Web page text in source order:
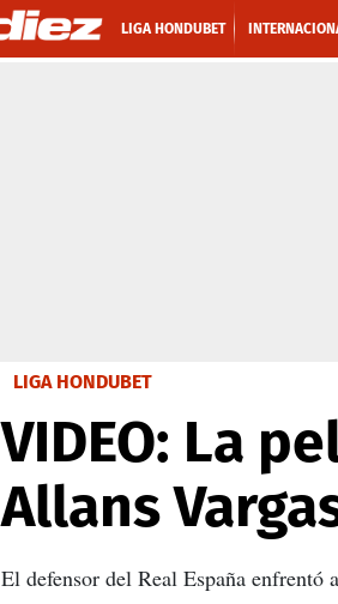
LIGA HONDUBET
LIGA HONDUBET
VIDEO: La
Allans
El defensor del Real España